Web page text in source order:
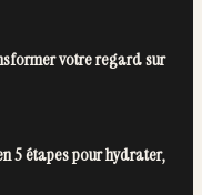
votre regard sur
5 étapes pour hydrater,